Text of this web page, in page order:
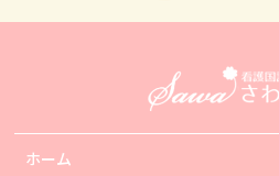
ホーム